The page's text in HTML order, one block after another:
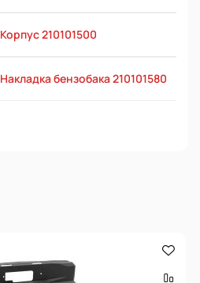
Корпус 210101500
Накладка бензобака 210101580